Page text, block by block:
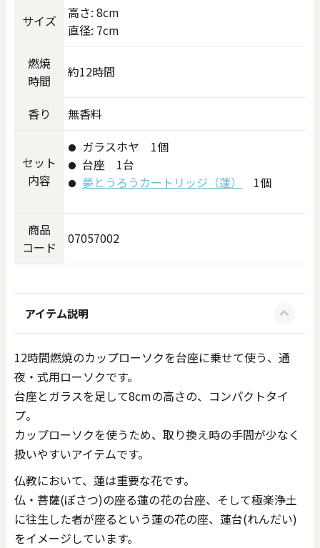
サイズ
高さ: 8cm
直径: 7cm
燃焼
時間
約12時間
香り 無香料
セット
内容
ガラスホヤ 1個
台座 1台
夢とうろうカートリッジ（蓮）
1個
商品
コード
07057002
アイテム説明
12時間燃焼のカップローソクを台座に乗せて使う、通
夜・式用ローソクです。
台座とガラスを足して8cmの高さの、コンパクトタイ
プ。
カップローソクを使うため、取り換え時の手間が少なく
扱いやすいアイテムです。
仏教において、蓮は重要な花です。
仏・菩薩(ぼさつ)の座る蓮の花の台座、そして極楽浄土
に往生した者が座るという蓮の花の座、蓮台(れんだい)
をイメージしています。